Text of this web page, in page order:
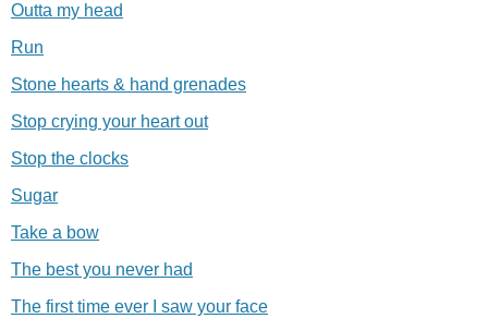
Outta my head
Run
Stone hearts & hand grenades
Stop crying your heart out
Stop the clocks
Sugar
Take a bow
The best you never had
The first time ever I saw your face